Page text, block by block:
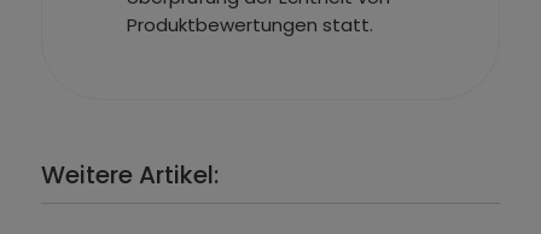
Produktbewertungen statt.
Weitere Artikel: